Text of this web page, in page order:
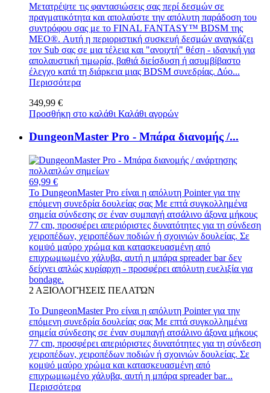
Μετατρέψτε τις φαντασιώσεις σας περί δεσμών σε
πραγματικότητα και απολαύστε την απόλυτη παράδοση του
συντρόφου σας με το FINAL FANTASY™ BDSM της
MEO®. Αυτή η περιοριστική συσκευή δεσμών αναγκάζει
τον Sub σας σε μια τέλεια και "ανοιχτή" θέση - ιδανική για
απολαυστική τιμωρία, βαθιά διείσδυση ή ασυμβίβαστο
έλεγχο κατά τη διάρκεια μιας BDSM συνεδρίας. Δύο...
Περισσότερα
349,99 €
Προσθήκη στο καλάθι Καλάθι αγορών
DungeonMaster Pro - Μπάρα διανομής /...
69,99 €
Το DungeonMaster Pro είναι η απόλυτη Pointer για την
επόμενη συνεδρία δουλείας σας Με επτά συγκολλημένα
σημεία σύνδεσης σε έναν συμπαγή ατσάλινο άξονα μήκους
77 cm, προσφέρει απεριόριστες δυνατότητες για τη σύνδεση
χειροπέδων, χειροπέδων ποδιών ή σχοινιών δουλείας. Σε
κομψό μαύρο χρώμα και κατασκευασμένη από
επιχρωμιωμένο χάλυβα, αυτή η μπάρα spreader bar δεν
δείχνει απλώς κυρίαρχη - προσφέρει απόλυτη ευελιξία για
bondage.
2 ΑΞΙΟΛΟΓΉΣΕΙΣ ΠΕΛΑΤΏΝ
Το DungeonMaster Pro είναι η απόλυτη Pointer για την
επόμενη συνεδρία δουλείας σας Με επτά συγκολλημένα
σημεία σύνδεσης σε έναν συμπαγή ατσάλινο άξονα μήκους
77 cm, προσφέρει απεριόριστες δυνατότητες για τη σύνδεση
χειροπέδων, χειροπέδων ποδιών ή σχοινιών δουλείας. Σε
κομψό μαύρο χρώμα και κατασκευασμένη από
επιχρωμιωμένο χάλυβα, αυτή η μπάρα spreader bar...
Περισσότερα